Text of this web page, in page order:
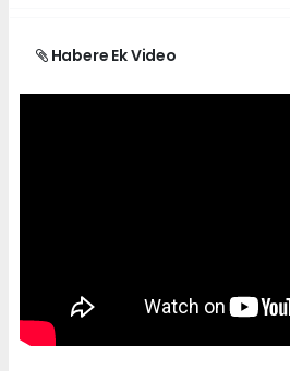
Habere Ek Video